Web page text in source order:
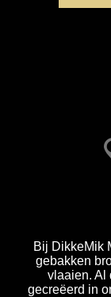
Bij DikkeMik
gebakken
vlaaien. Al
gecreëerd in